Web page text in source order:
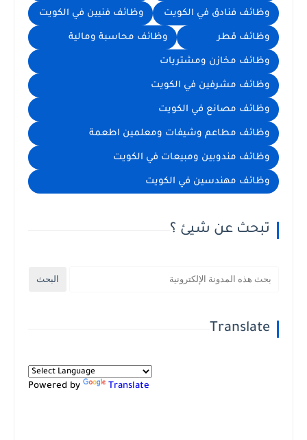
وظائف فنادق في الكويت وظائف فنيين في الكويت
وظائف قطر وظائف محاسبة ومالية
وظائف مخازن ومشتريات
وظائف مشرفين في الكويت
وظائف مصانع في الكويت
وظائف مطاعم وشيفات ومعلمين اطعمة
وظائف مندوبين ومبيعات في الكويت
وظائف مهندسين في الكويت
تبحث عن شيئ ؟
Translate
Powered by Translate